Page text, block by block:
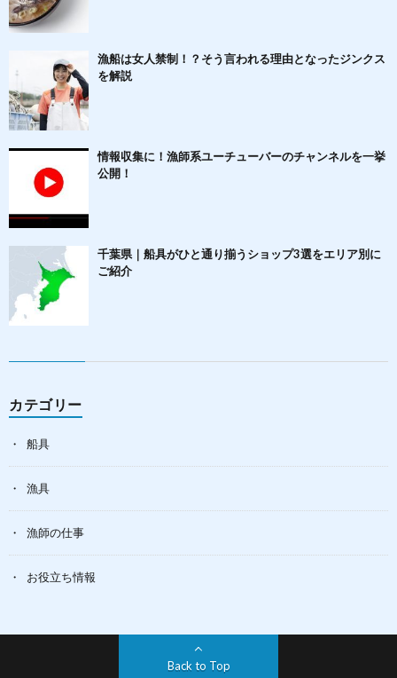
漁船は女人禁制！？そう言われる理由となったジンクス
を解説
情報収集に！漁師系ユーチューバーのチャンネルを一挙
公開！
千葉県｜船具がひと通り揃うショップ3選をエリア別に
ご紹介
カテゴリー
船具
漁具
漁師の仕事
お役立ち情報
Back to Top